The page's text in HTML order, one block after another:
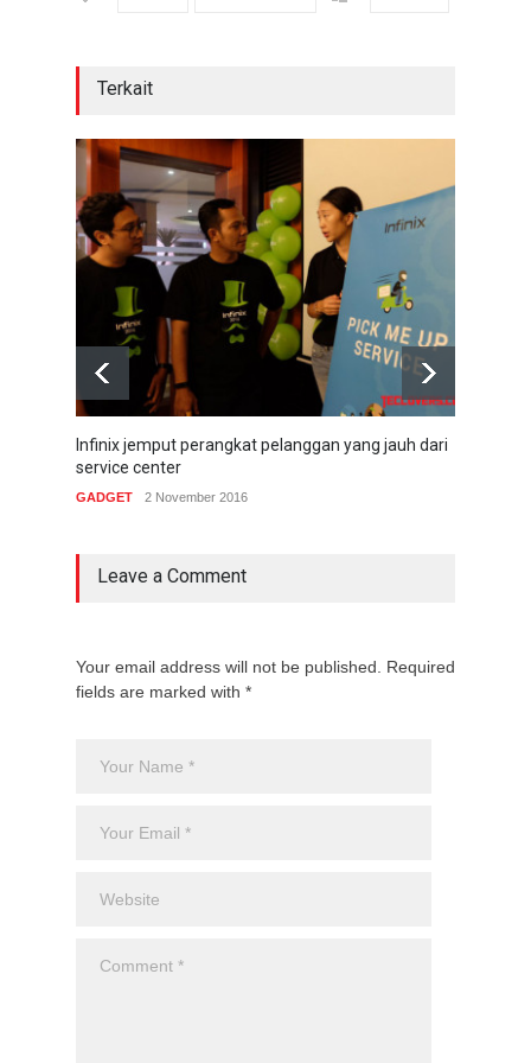
Terkait
Infinix jemput perangkat pelanggan yang jauh dari
service center
GADGET 2 November 2016
Leave a Comment
Your email address will not be published. Required
fields are marked with *